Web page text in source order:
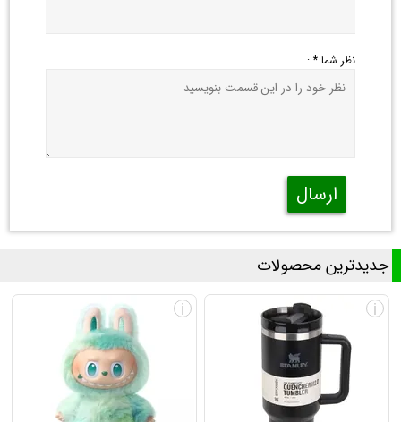
نظر شما * :
ارسال
جدیدترین محصولات
i
i